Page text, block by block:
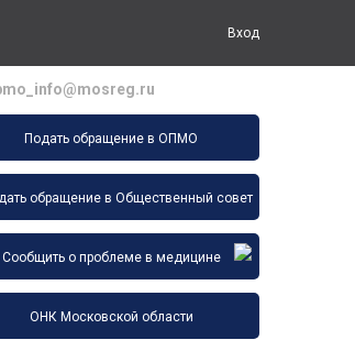
Вход
Подать обращение в ОПМО
обращение в Общественный совет
Сообщить о проблеме в медицине
ОНК Московской области